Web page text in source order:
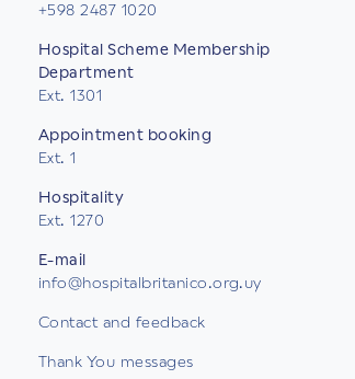
+598 2487 1020
Hospital Scheme Membership
Department
Ext. 1301
Appointment booking
Ext. 1
Hospitality
Ext. 1270
E-mail
info@hospitalbritanico.org.uy
Contact and feedback
Thank You messages